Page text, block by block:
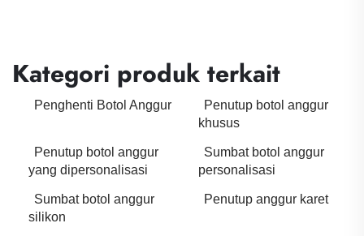
Kategori produk terkait
Penghenti Botol Anggur
Penutup botol anggur
khusus
Penutup botol anggur
yang dipersonalisasi
Sumbat botol anggur
personalisasi
Sumbat botol anggur
silikon
Penutup anggur karet